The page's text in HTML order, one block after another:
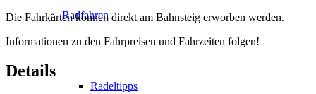
Radfahren
Radeltipps
Die Fahrkarten können direkt am Bahnsteig erworben werden.
Informationen zu den Fahrpreisen und Fahrzeiten folgen!
Details